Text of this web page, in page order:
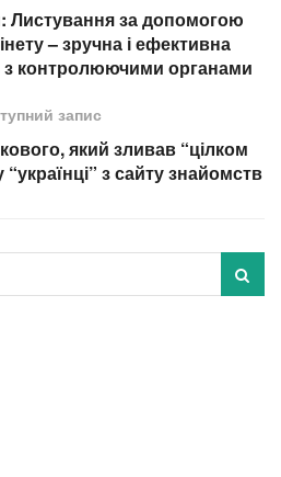
за допомогою
– зручна і ефективна
з контролюючими органами
запис
який зливав “цілком
“українці” з сайту знайомств